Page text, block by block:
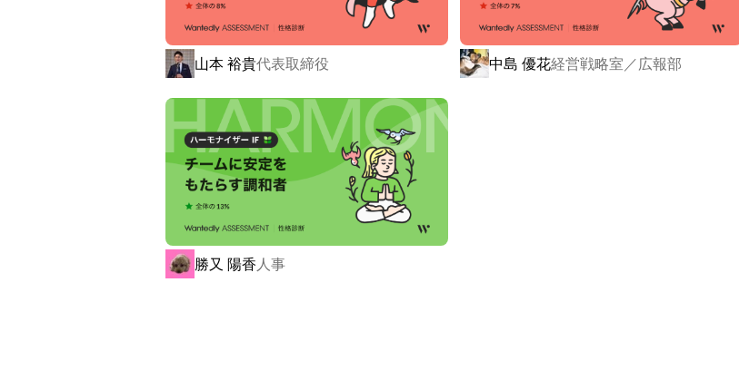
中でも、tocotoco homeの一つである「ペット共生型障害者グループホーム」は、
一般的な障がい者グループホームとは異なり、空き家を活用し、保護犬や保護猫の引き取りを
推奨。
ト殺処分問題」という3つの社会課題を解決するユニークなビジネスモデルで業界内外から注目
を浴びています。
2018年8月からスタートし、オープン累計は2000拠点となり、1万人を超える障がいのある
方々の生活を支援しています。
また、2021年3月には、日本マーケティングリサーチ機構の調査において「障がい者グループ
ホーム開設拠点数」「障がい者グループホーム毎月の新規開設数」の二部門でNo.1を取得しま
山本 裕貴代表取締役 中島 優花経営戦略室／広報部
勝又 陽香 人事